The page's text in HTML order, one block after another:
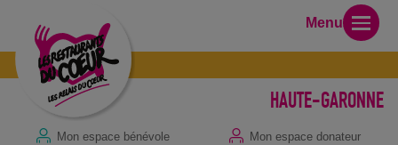
HAUTE-GARONNE
Mon espace bénévole Mon espace donateur
Menu